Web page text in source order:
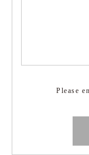
Please